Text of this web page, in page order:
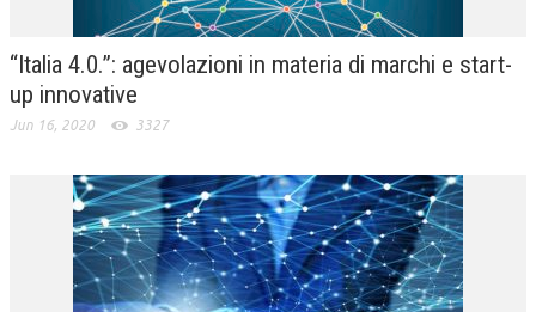
“Italia 4.0.”: agevolazioni in materia di marchi e start-
up innovative
Jun 16, 2020 3327